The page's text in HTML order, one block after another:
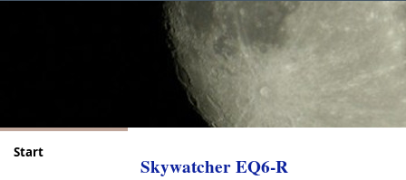
Skywatcher EQ6-R
Start